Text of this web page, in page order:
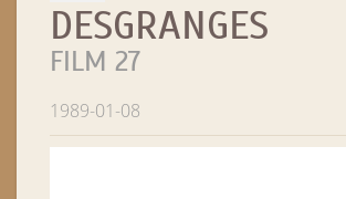
DESGRANGES
FILM 27
1989-01-08